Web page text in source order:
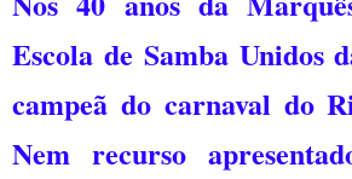
Escola de Samba Unidos
campeã do carnaval do
Nem recurso